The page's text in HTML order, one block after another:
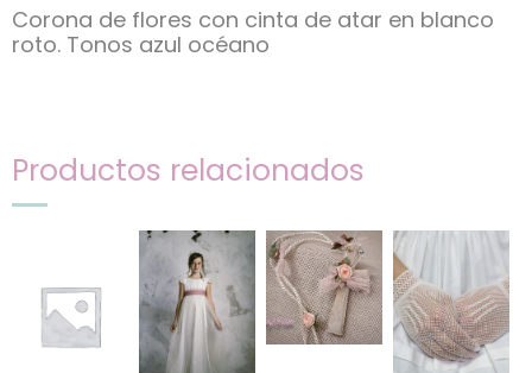
Corona de flores con cinta de atar en blanco
roto. Tonos azul océano
Productos relacionados